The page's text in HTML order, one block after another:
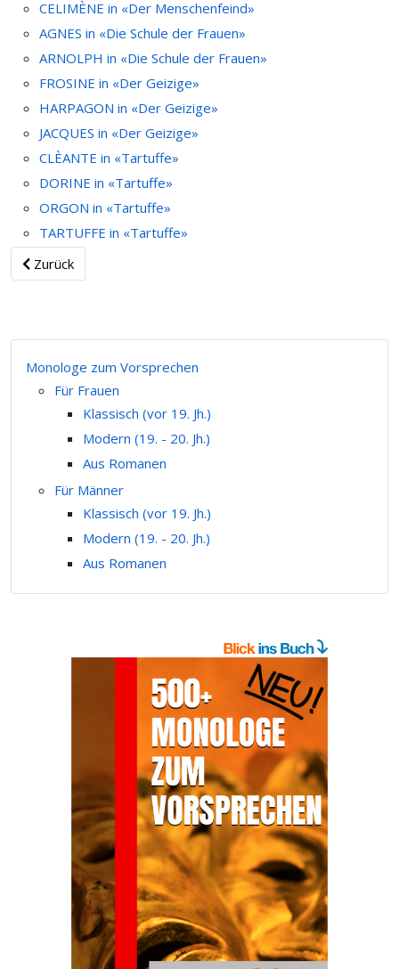
CELIMÈNE in «Der Menschenfeind»
AGNES in «Die Schule der Frauen»
ARNOLPH in «Die Schule der Frauen»
FROSINE in «Der Geizige»
HARPAGON in «Der Geizige»
JACQUES in «Der Geizige»
CLÈANTE in «Tartuffe»
DORINE in «Tartuffe»
ORGON in «Tartuffe»
TARTUFFE in «Tartuffe»
Zurück
Monologe zum Vorsprechen
Für Frauen
Klassisch (vor 19. Jh.)
Modern (19. - 20. Jh.)
Aus Romanen
Für Männer
Klassisch (vor 19. Jh.)
Modern (19. - 20. Jh.)
Aus Romanen